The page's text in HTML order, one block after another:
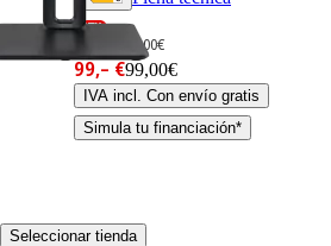
-37%
159,– € 159,00€
99,– €99,00€
IVA incl. Con envío gratis
Simula tu financiación*
Seleccionar tienda